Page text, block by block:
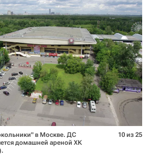
в Москве. ДС
домашней ареной ХК
10 из 25